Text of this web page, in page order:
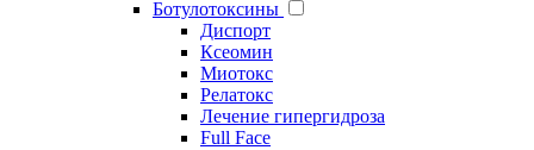
Ботулотоксины
Диспорт
Ксеомин
Миотокс
Релатокс
Лечение гипергидроза
Full Face